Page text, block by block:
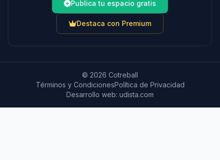
Publica tu espacio gratis
Destaca con Premium
© 2026 Cotreball
Términos y CondicionesPolítica de Privacidad
Desarrollo web: udista.com